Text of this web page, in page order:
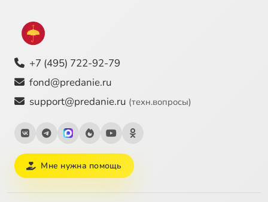
+7 (495) 722-92-79
fond@predanie.ru
support@predanie.ru (техн.вопросы)
Мне нужна помощь